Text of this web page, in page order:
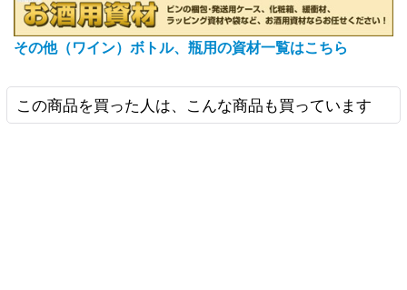
その他（ワイン）ボトル、瓶用の資材一覧はこちら
この商品を買った人は、こんな商品も買っています